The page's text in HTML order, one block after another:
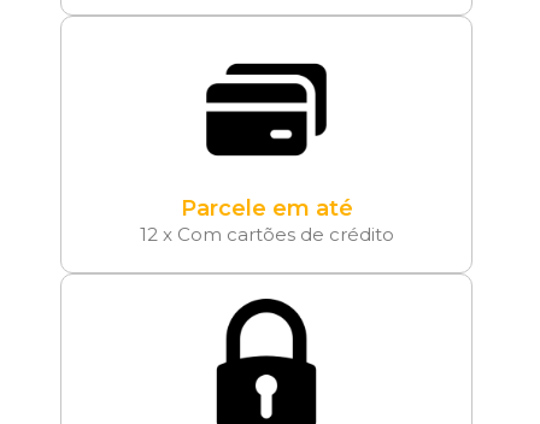
Parcele em até
12 x Com cartões de crédito